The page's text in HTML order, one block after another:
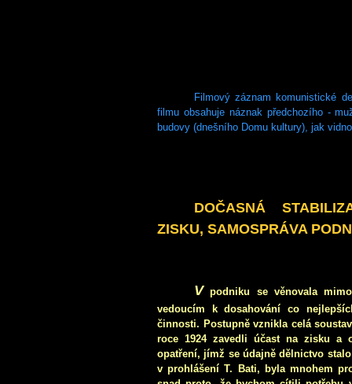
Filmový záznam komunistické
filmu obsahuje náznak předchozího -
budovy (dnešního Domu kultury), jak
DOČASNÁ
ZISKU, SAMOSPRÁVA
V podniku se věnovala
vedoucím k dosahování co
činnosti. Postupně vznikla celá
roce 1924 zavedli účast na zisku a
opatření, jímž se údajně dělnictvo
v prohlášení T. Bati, byla mnohem